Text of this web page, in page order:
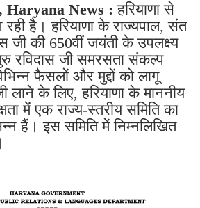
Haryana News :हरियाणा से
है। हरियाणा के राज्यपाल, संत
जी की 650वीं जयंती के उपलक्ष्य
रविदास जी समरसता संकल्प
फैसलों और मुद्दों को लागू
के लिए, हरियाणा के माननीय
में एक राज्य-स्तरीय समिति का
हैं। इस समिति में निम्नलिखित